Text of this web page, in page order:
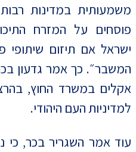
משמעותית במדינות
פוסחים על המזרח
ישראל אם תיזום שיתופי
המשבר״. כך אמר גדעון
אקלים במשרד החוץ,
למדיניות העם היהודי.
עוד אמר השגריר בכר,